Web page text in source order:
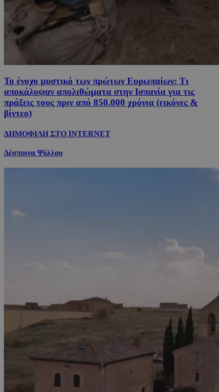
Το ένοχο μυστικό των πρώτων Ευρωπαίων: Τι
αποκάλυψαν απολιθώματα στην Ισπανία για τις
πράξεις τους πριν από 850.000 χρόνια (εικόνες &
βίντεο)
ΔΗΜΟΦΙΛΗ ΣΤΟ INTERNET
Δέσποινα Ψύλλου